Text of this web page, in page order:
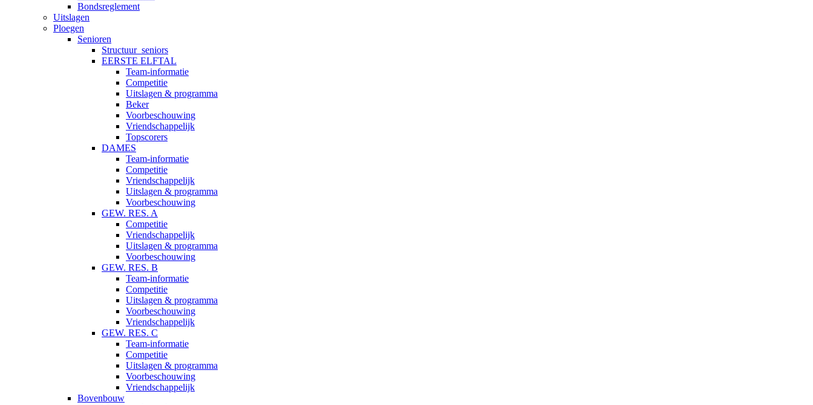
Bondsreglement
Uitslagen
Ploegen
Senioren
Structuur_seniors
EERSTE ELFTAL
Team-informatie
Competitie
Uitslagen & programma
Beker
Voorbeschouwing
Vriendschappelijk
Topscorers
DAMES
Team-informatie
Competitie
Vriendschappelijk
Uitslagen & programma
Voorbeschouwing
GEW. RES. A
Competitie
Vriendschappelijk
Uitslagen & programma
Voorbeschouwing
GEW. RES. B
Team-informatie
Competitie
Uitslagen & programma
Voorbeschouwing
Vriendschappelijk
GEW. RES. C
Team-informatie
Competitie
Uitslagen & programma
Voorbeschouwing
Vriendschappelijk
Bovenbouw